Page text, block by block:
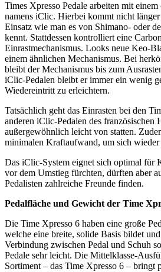
Times Xpresso Pedale arbeiten mit
namens iClic. Hierbei kommt nicht
Einsatz wie man es von Shimano- oder
kennt. Stattdessen kontrolliert eine
Einrastmechanismus. Looks neue Keo-
einem ähnlichen Mechanismus. Bei
bleibt der Mechanismus bis zum
iClic-Pedalen bleibt er immer ein wenig
Wiedereintritt zu erleichtern.
Tatsächlich geht das Einrasten bei den
anderen iClic-Pedalen des französischen
außergewöhnlich leicht von statten.
minimalen Kraftaufwand, um sich wieder
Das iClic-System eignet sich optimal für
vor dem Umstieg fürchten, dürften aber
Pedalisten zahlreiche Freunde finden.
Pedalfläche und Gewicht der Time
Die Time Xpresso 6 haben eine große
welche eine breite, solide Basis bildet
Verbindung zwischen Pedal und Schuh
Pedale sehr leicht. Die Mittelklasse-
Sortiment – das Time Xpresso 6 – bringt